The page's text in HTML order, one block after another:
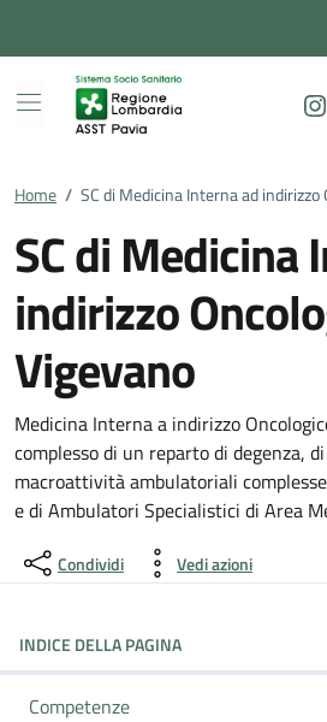
Home / SC di Medicina Interna ad indirizzo
SC di Medicina
indirizzo
Vigevano
Dettagli della
Medicina Interna a indirizzo
complesso di un reparto di degenza,
macroattività ambulatoriali
e di Ambulatori Specialistici di Area
Condividi Vedi azioni
INDICE DELLA PAGINA
Competenze